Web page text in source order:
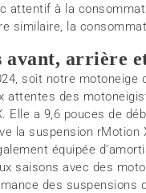
attentif à la
similaire, la
avant, arrière
soit notre motoneige
attentes des
Elle a 9,6 pouces de
la suspension
équipée
saisons avec des
des